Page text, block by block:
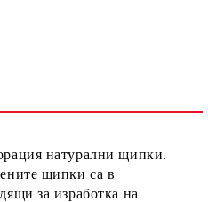
натурални щипки.
щипки са в
за изработка на